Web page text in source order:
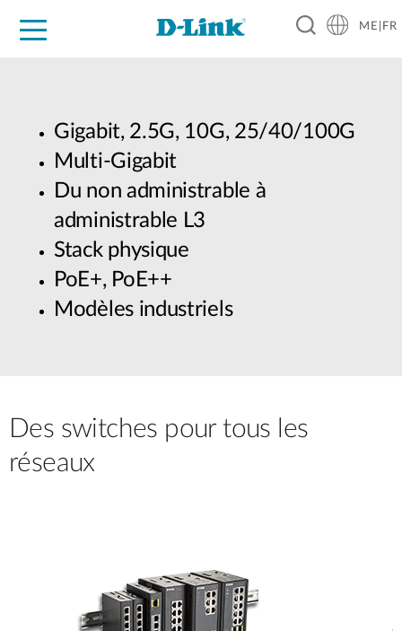
ME|FR
Gigabit, 2.5G, 10G, 25/40/100G
Multi-Gigabit
Du non administrable à
administrable L3
Stack physique
PoE+, PoE++
Modèles industriels
Des switches pour tous les
réseaux